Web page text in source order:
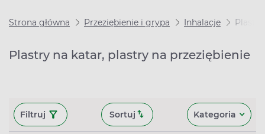
Strona główna Przeziębienie i grypa Inhalacje
Plastry na katar, plastry na przeziębienie
Filtruj Sortuj Kategoria